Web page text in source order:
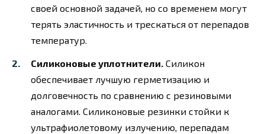
своей основной задачей, но со временем могут
терять эластичность и трескаться от перепадов
температур.
Силиконовые уплотнители. Силикон
обеспечивает лучшую герметизацию и
долговечность по сравнению с резиновыми
аналогами. Силиконовые резинки стойки к
ультрафиолетовому излучению, перепадам